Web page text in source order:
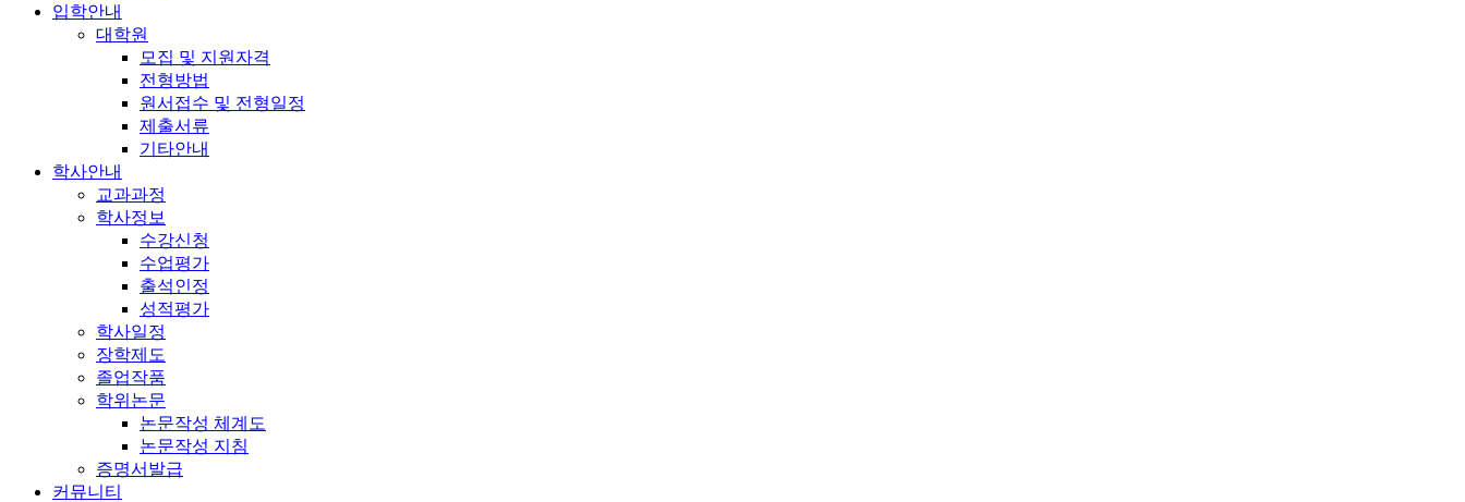
입학안내
대학원
모집 및 지원자격
전형방법
원서접수 및 전형일정
제출서류
기타안내
학사안내
교과과정
학사정보
수강신청
수업평가
출석인정
성적평가
학사일정
장학제도
졸업작품
학위논문
논문작성 체계도
논문작성 지침
증명서발급
커뮤니티